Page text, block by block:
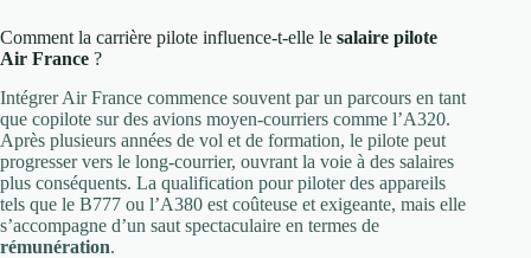
Comment la carrière pilote influence-t-elle le salaire pilote
Air France ?
Intégrer Air France commence souvent par un parcours en tant
que copilote sur des avions moyen-courriers comme l’A320.
Après plusieurs années de vol et de formation, le pilote peut
progresser vers le long-courrier, ouvrant la voie à des salaires
plus conséquents. La qualification pour piloter des appareils
tels que le B777 ou l’A380 est coûteuse et exigeante, mais elle
s’accompagne d’un saut spectaculaire en termes de
rémunération.